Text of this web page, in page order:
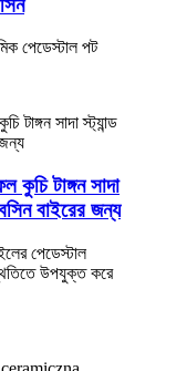
পেডেস্টাল পট
কুচি টাঙ্গন সাদা
বাইরের জন্য
পেডেস্টাল
উপযুক্ত করে